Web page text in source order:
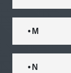
• M
• N